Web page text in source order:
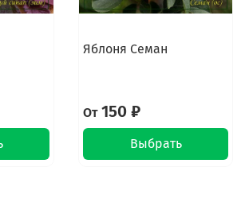
Яблоня Семан
От150 ₽
Выбрать